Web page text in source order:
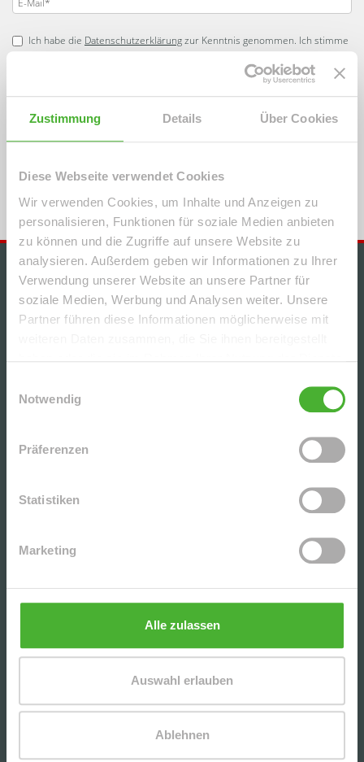
Zustimmung Details Über Cookies
Diese Webseite verwendet Cookies
Wir verwenden Cookies, um Inhalte und Anzeigen zu
personalisieren, Funktionen für soziale Medien anbieten
zu können und die Zugriffe auf unsere Website zu
analysieren. Außerdem geben wir Informationen zu Ihrer
Verwendung unserer Website an unsere Partner für
soziale Medien, Werbung und Analysen weiter. Unsere
Partner führen diese Informationen möglicherweise mit
Notwendig
Präferenzen
Statistiken
Marketing
Alle zulassen
Auswahl erlauben
Ablehnen
Ich habe die Datenschutzerklärungzur Kenntnis genommen. Ich stimme
zu, dass meine Angaben und Daten zur Beantwortung meiner Anfrage
an info@le-apis-immobilien.de widerrufen. *
* Pflichtfelder
Absenden
IMMOBILIENANGEBOTE
+++GEMÜTLICHE, HELLE 2-RWG MIT BALKON u.
TG-STELLPL. IM BELIEBTEN WURZEN+++
CHARMANTE DG-2-RWG M. TERRASSE, AR U. TG
IN BELIEBTER LAGE V. LPZ.-LAUSEN - NAHE D.
U. EBK (WG-GEEIGNET) IN DER BELIEBTEN